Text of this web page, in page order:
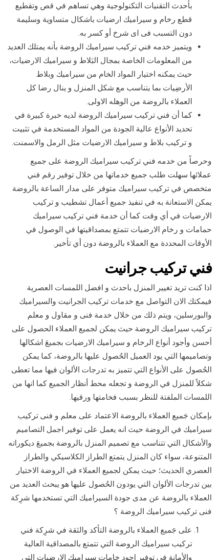
بأحدث التقنيات التكنولوجية وهي تساهم في قص وتقطيع
قطع رخام و سيراميك ارضيات باشكال متساوية وسليمة
دون التسبب فى اى شرخ أو كسر به.
ويتميز خدمه فني تركيب سيراميك الروضة بأنه يمتلك العديد
من المعلومات الخاصة بمجال البَلاط و سيراميك الارضيات،
حيث يمكنه اختيار المواد الخام من سيراميك وبلاط
الأرضِيات بما يتناسب مع شكل المنزل و ينال رضا كل
العملاء بالروضة من الوهله الاولى.
كما أن فني تركيب سيراميك الروضة لديه خبرة كبيرة في
تحديد الأنواع عالية الجودة من المواد المستخدمة في تثبيت
و تركيب بلاط و سيراميك الارضيات مثل الرمل والاسمنت.
وحرصاً من خدمه فني تركيب سيراميك الروضة على جميع
عملائها سهلت طلب جميع خدماتها من خلال توفير رقم فني
متخصص في تركيب سيراميك متوفر على مدار الساعة بالروضة
يمكن الاستعانة به في تنفيذ جميع أعمال تشطيب و تركيب
الارضيات في أي وقت كما أن خدمة فني تركيب سيراميك
حمامات و رخام الارضيات تتمتع بمصداقيتها في الوصول في
الأوقات المحددة مع العملاء بالروضة دون أي تأخير.
فني تركيب جرانيت
اذا كنت تريد تغيير المنزل باحدث و افضل اللمسات العصرية
فيمكتك الان التواصل مع خدمات تركيب الجرانيت والسيراميك
والبورسلين، ويتم ذلك من خلال خدمة فنى و مقاول و معلم
تركيب سيراميك الروضة حيث يمكن لجميع العملاء الحصول على
أحسن وأجود أنواع الرخام و سيراميك الارضيات بجميعَ اشكالها
وتصاميمها التي يود العميل الحُصول عليها بالروضة، كما يمكن
الحُصول على الأنواع التي تتميز به تدرجات الألوان فيها مما تعطى
شكلاً للمنزل في الروضة و تجعله محط أنظار الجميع كما انها من
اللمسات الملفتة للنظر بسبب فخامتها ورقيها.
بإمكان جَميع العملاء بالروضة الاعتماد على معلم و فنى تركيب
سيراميك في الروضة حيث انه يعمل على توفير اجمل التصاميم
والأشكال التي تتناسب مع تصميم المنزل بالروضة بجميعَ ديكوراته
المتنوعة، سواء كان المنزل يتمتع الطراز الكلاسيكي والطراز
العصري الحديث؛ حيث يمكن لجميع العملاء في الروضة الاختيار
بين تدرجات الألوان التي يودون الحُصول عليها هو يبحث العديد من
العملاء بالروضة عن مدى جودة السيراميك التي تستخدمها شرِكة
فنى تركيب سيراميك الروضة ؟
على جَميع العملاء بالروضة التأكد والثقة في شرِكة فني
تركيب سيراميك الروضة التي تتمتع بالمصداقية العالية
والأمانة في توفير اجود خامات سيراميك الارضيات التي